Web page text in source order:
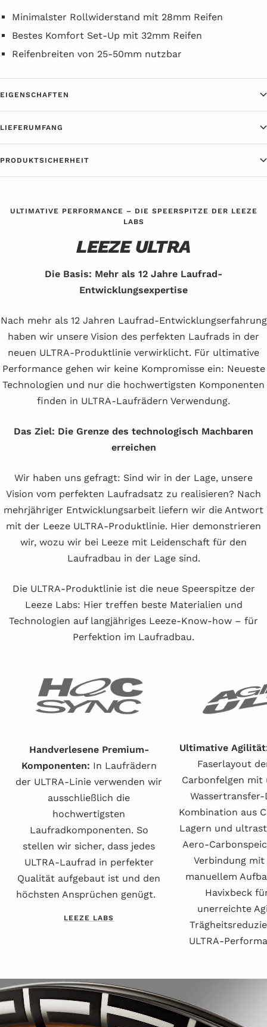
Minimalster Rollwiderstand mit 28mm Reifen
Bestes Komfort Set-Up mit 32mm Reifen
Reifenbreiten von 25-50mm nutzbar
EIGENSCHAFTEN
LIEFERUMFANG
PRODUKTSICHERHEIT
ULTIMATIVE PERFORMANCE – DIE SPEERSPITZE DER LEEZE
LABS
LEEZE ULTRA
Die Basis: Mehr als 12 Jahre Laufrad-
Entwicklungsexpertise
Nach mehr als 12 Jahren Laufrad-Entwicklungserfahrung
haben wir unsere Vision des perfekten Laufrads in der
neuen ULTRA-Produktlinie verwirklicht. Für ultimative
Performance gehen wir keine Kompromisse ein: Neueste
Technologien und nur die hochwertigsten Komponenten
finden in ULTRA-Laufrädern Verwendung.
Das Ziel: Die Grenze des technologisch Machbaren
erreichen
Wir haben uns gefragt: Sind wir in der Lage, unsere
Vision vom perfekten Laufradsatz zu realisieren? Nach
mehrjähriger Entwicklungsarbeit liefern wir die Antwort
mit der Leeze ULTRA-Produktlinie. Hier demonstrieren
wir, wozu wir bei Leeze mit Leidenschaft für den
Laufradbau in der Lage sind.
Die ULTRA-Produktlinie ist die neue Speerspitze der
Leeze Labs: Hier treffen beste Materialien und
Technologien auf langjähriges Leeze-Know-how – für
Perfektion im Laufradbau.
Handverlesene Premium-
Komponenten: In Laufrädern
der ULTRA-Linie verwenden wir
ausschließlich die
hochwertigsten
Laufradkomponenten. So
stellen wir sicher, dass jedes
ULTRA-Laufrad in perfekter
Qualität aufgebaut ist und den
höchsten Ansprüchen genügt.
LEEZE LABS
Ultimative
Faserlayout
Carbonfelgen
Wassertransfer-
Kombination aus
Lagern und
Aero-
Verbindung mit
manuellem
Havixbeck
unerreichte
ULTRA-